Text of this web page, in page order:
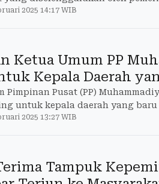
2025 14:17 WIB
Ketua Umum PP
Kepala Daerah
Pimpinan Pusat (PP)
untuk kepala daerah yang
2025 13:27 WIB
Tampuk